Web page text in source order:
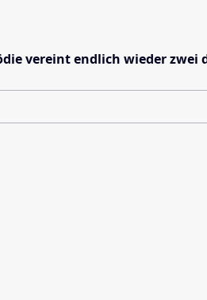
vereint endlich wieder zwei